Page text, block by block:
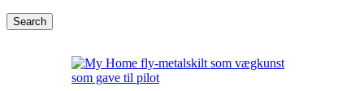
Search